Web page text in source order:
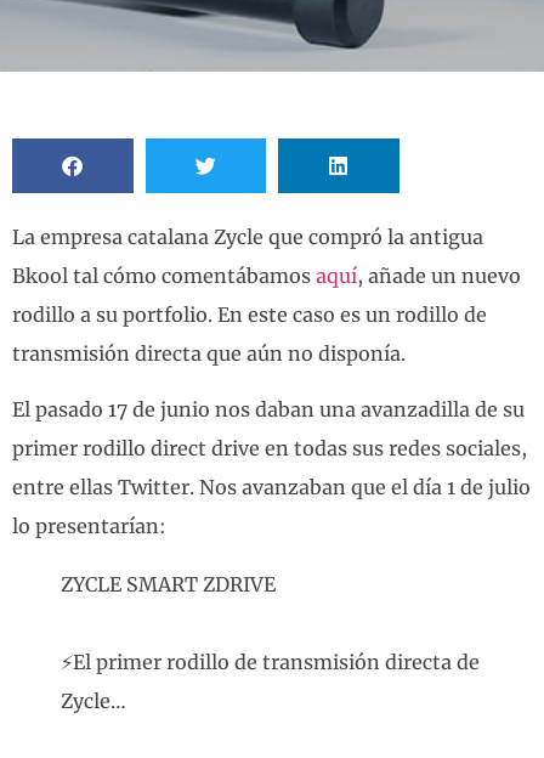
La empresa catalana Zycle que compró la antigua
Bkool tal cómo comentábamos aquí, añade un nuevo
rodillo a su portfolio. En este caso es un rodillo de
transmisión directa que aún no disponía.
El pasado 17 de junio nos daban una avanzadilla de su
primer rodillo direct drive en todas sus redes sociales,
entre ellas Twitter. Nos avanzaban que el día 1 de julio
lo presentarían:
ZYCLE SMART ZDRIVE
⚡El primer rodillo de transmisión directa de
Zycle…